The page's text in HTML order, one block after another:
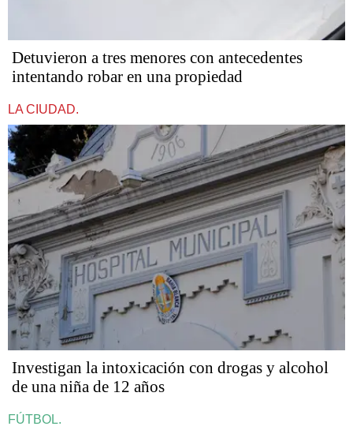
Detuvieron a tres menores con antecedentes
intentando robar en una propiedad
LA CIUDAD.
Investigan la intoxicación con drogas y alcohol
de una niña de 12 años
FÚTBOL.